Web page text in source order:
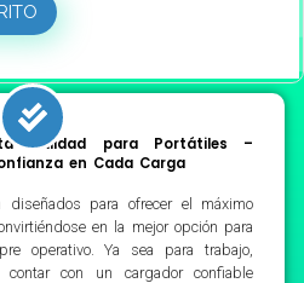
Calidad para Portátiles –
en Cada Carga
diseñados para ofrecer el máximo
en la mejor opción para
operativo. Ya sea para trabajo,
contar con un cargador confiable